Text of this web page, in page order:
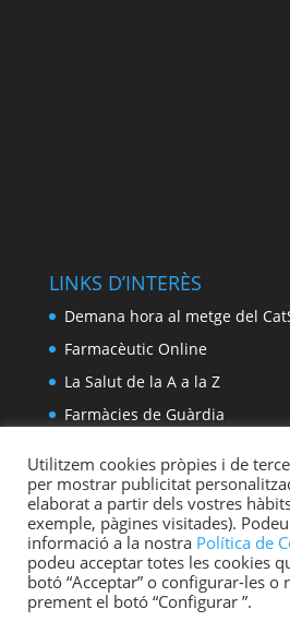
LINKS D’INTERÈS
Demana hora al metge del
Farmacèutic Online
La Salut de la A a la Z
Farmàcies de Guàrdia
Avís legal
Política de
Política de
Utilitzem cookies pròpies i de
per mostrar publicitat
elaborat a partir dels vostres
exemple, pàgines visitades).
informació a la nostra Política de
podeu acceptar totes les cookies
botó “Acceptar” o configurar-les o
prement el botó “Configurar ”.